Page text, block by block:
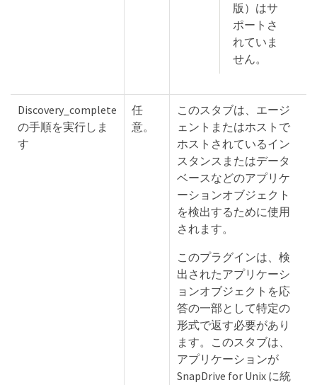
版）はサ
ポートさ
れていま
せん。
Discovery_complete
の手順を実行しま
す
任
意。
このスタブは、エージ
ェントまたはホストで
ホストされているイン
スタンスまたはデータ
ベースなどのアプリケ
ーションオブジェクト
を検出するために使用
されます。
このプラグインは、検
出されたアプリケーシ
ョンオブジェクトを応
答の一部として特定の
形式で返す必要があり
ます。このスタブは、
アプリケーションが
SnapDrive for Unix に統